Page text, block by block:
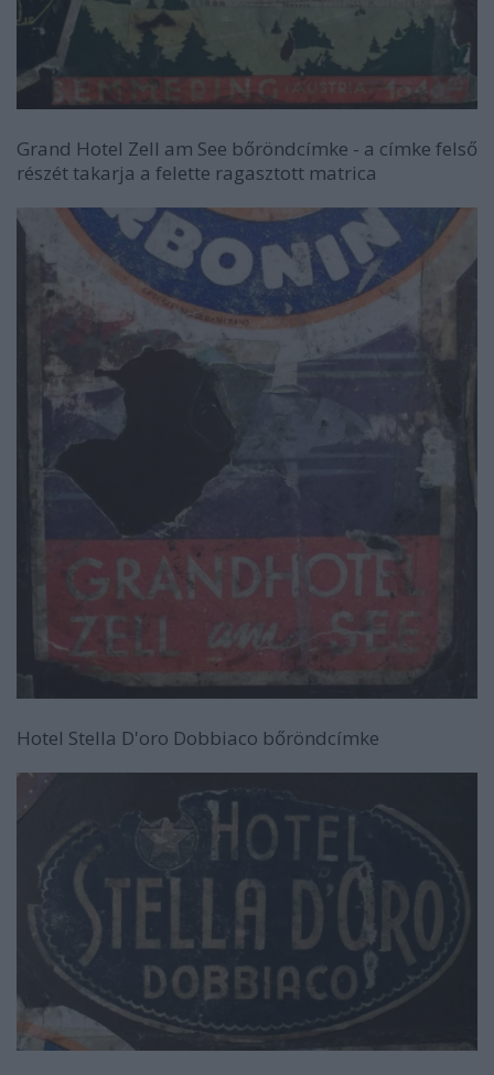
Grand Hotel Zell am See bőröndcímke - a címke felső
részét takarja a felette ragasztott matrica
Hotel Stella D'oro Dobbiaco bőröndcímke